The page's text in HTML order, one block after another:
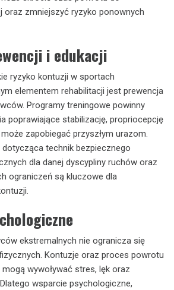
oraz zmniejszyć ryzyko ponownych
i edukacji
ryzyko kontuzji w sportach
elementem rehabilitacji jest prewencja
Programy treningowe powinny
poprawiające stabilizację, propriocepcję
zapobiegać przyszłym urazom.
technik bezpiecznego
dla danej dyscypliny ruchów oraz
ograniczeń są kluczowe dla
ekstremalnych nie ogranicza się
Kontuzje oraz proces powrotu
wywoływać stres, lęk oraz
wsparcie psychologiczne,